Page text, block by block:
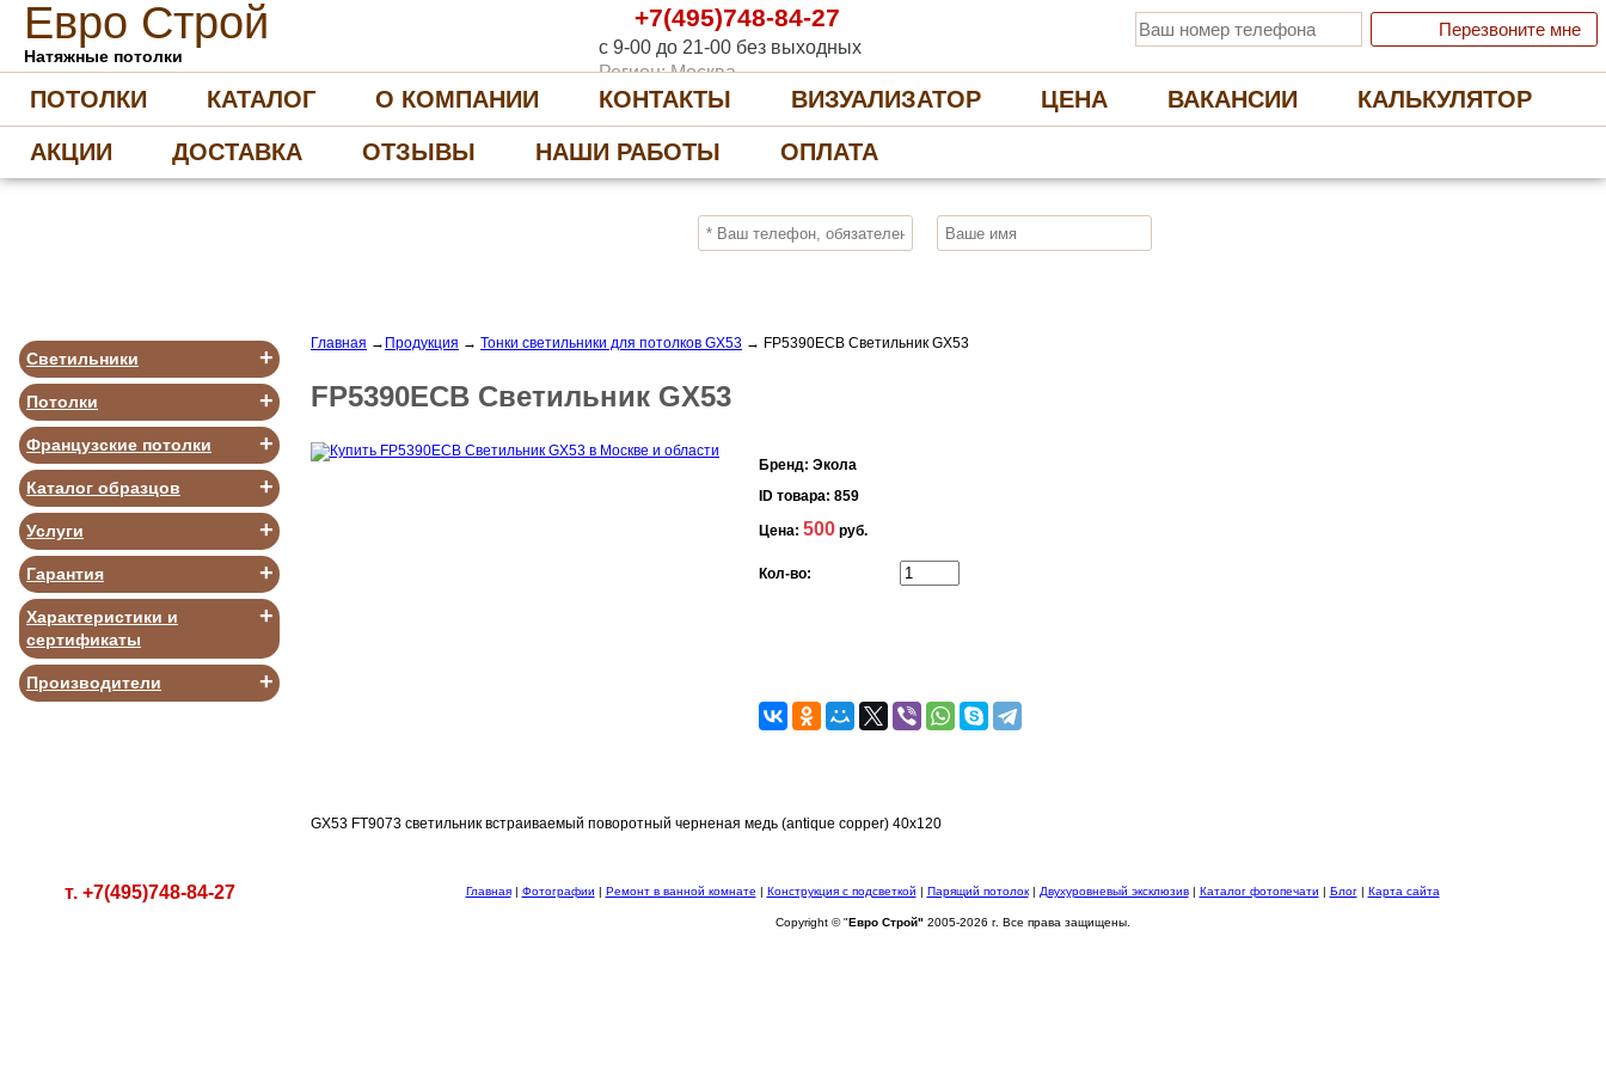
Евро Строй
Натяжные потолки
+7(495)748-84-27
с 9-00 до 21-00 без выходных
Регион: Москва
Перезвоните мне
ПОТОЛКИ КАТАЛОГ О КОМПАНИИ КОНТАКТЫ ВИЗУАЛИЗАТОР ЦЕНА ВАКАНСИИ
КАЛЬКУЛЯТОР
АКЦИИ
ДОСТАВКА ОТЗЫВЫ НАШИ РАБОТЫ
ОПЛАТА
ПОЛУЧИ СКИДКУ10%СЕЙЧАС, ЗАКАЖИ ЭКОЛОГИЧНЫЕ НАТЯЖНЫЕ ПОТОЛКИ
Светильники +
Потолки +
Французские потолки +
Каталог образцов +
Услуги +
Гарантия +
Характеристики и
сертификаты
+
Производители +
Главная → Продукция → Тонки светильники для потолков GX53 → FP5390ECB Светильник GX53
FP5390ECB Светильник GX53
Бренд: Экола
ID товара: 859
Цена: 500 руб.
Кол-во:
GX53 FT9073 светильник встраиваемый поворотный черненая медь (antique copper) 40x120
т. +7(495)748-84-27 Главная| Фотографии | Ремонт в ванной комнате | Конструкция с подсветкой | Парящий потолок| Двухуровневый эксклюзив| Каталог фотопечати | Блог| Карта сайта
Copyright © "Евро Строй" 2005-2026 г. Все права защищены.